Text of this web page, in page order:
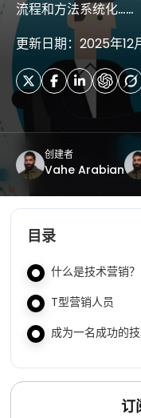
流程和方法系统化……
更新日期：2025年12
创建者
Vahe Arabian
目录
什么是技术营销？
T型营销人员
成为一名成功的
订